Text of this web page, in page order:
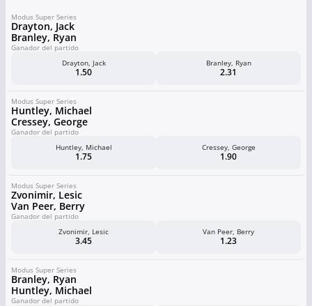
Modus Super Series
Drayton, Jack
Branley, Ryan
Ganador del partido
Drayton, Jack
1.50
Branley, Ryan
2.31
Modus Super Series
Huntley, Michael
Cressey, George
Ganador del partido
Huntley, Michael
1.75
Cressey, George
1.90
Modus Super Series
Zvonimir, Lesic
Van Peer, Berry
Ganador del partido
Zvonimir, Lesic
3.45
Van Peer, Berry
1.23
Modus Super Series
Branley, Ryan
Huntley, Michael
Ganador del partido